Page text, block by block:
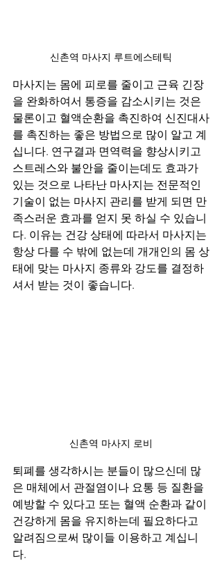
신촌역 마사지 루트에스테틱
마사지는 몸에 피로를 줄이고 근육 긴장
을 완화하여서 통증을 감소시키는 것은
물론이고 혈액순환을 촉진하여 신진대사
를 촉진하는 좋은 방법으로 많이 알고 계
십니다. 연구결과 면역력을 향상시키고
스트레스와 불안을 줄이는데도 효과가
있는 것으로 나타난 마사지는 전문적인
기술이 없는 마사지 관리를 받게 되면 만
족스러운 효과를 얻지 못 하실 수 있습니
다. 이유는 건강 상태에 따라서 마사지는
항상 다를 수 밖에 없는데 개개인의 몸 상
태에 맞는 마사지 종류와 강도를 결정하
셔서 받는 것이 좋습니다.
신촌역 마사지 로비
퇴폐를 생각하시는 분들이 많으신데 많
은 매체에서 관절염이나 요통 등 질환을
예방할 수 있다고 또는 혈액 순환과 같이
건강하게 몸을 유지하는데 필요하다고
알려짐으로써 많이들 이용하고 계십니
다.